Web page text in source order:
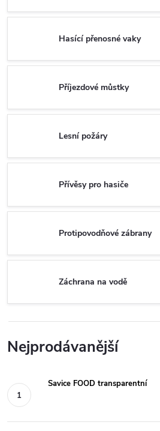
Hasící přenosné vaky
Příjezdové můstky
Lesní požáry
Přívěsy pro hasiče
Protipovodňové zábrany
Záchrana na vodě
Nejprodávanější
Savice FOOD transparentní